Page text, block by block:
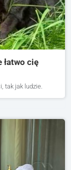
łatwo cię
tak jak ludzie.